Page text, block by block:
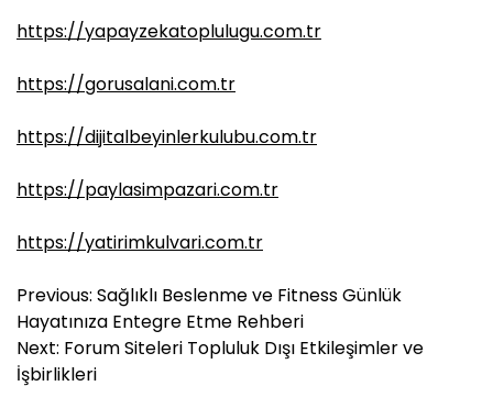
https://yapayzekatoplulugu.com.tr
https://gorusalani.com.tr
https://dijitalbeyinlerkulubu.com.tr
https://paylasimpazari.com.tr
https://yatirimkulvari.com.tr
Y
a
z
ı
Previous: Sağlıklı Beslenme ve Fitness Günlük
Hayatınıza Entegre Etme Rehberi
Next: Forum Siteleri Topluluk Dışı Etkileşimler ve
İşbirlikleri